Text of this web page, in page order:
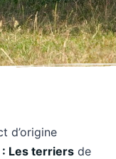
d’origine
Les terriers de